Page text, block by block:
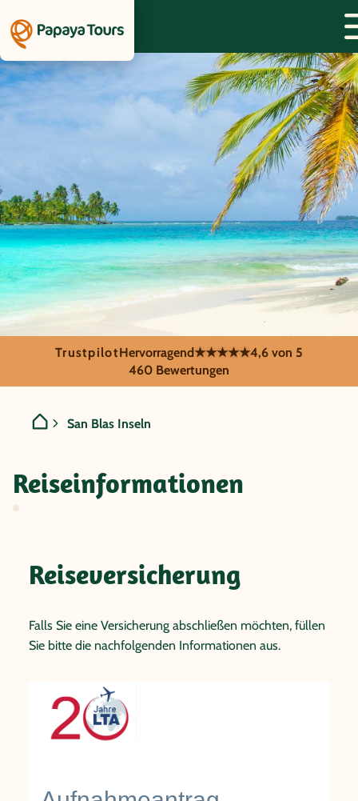
Panama - San Blas Inseln
TrustpilotHervorragend★★★★★4,6 von 5
460 Bewertungen
San Blas Inseln
Reiseinformationen
Reiseversicherung
Falls Sie eine Versicherung abschließen möchten, füllen
Sie bitte die nachfolgenden Informationen aus.